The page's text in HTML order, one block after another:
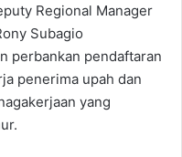
Regional Manager
Subagio
perbankan pendaftaran
penerima upah dan
yang